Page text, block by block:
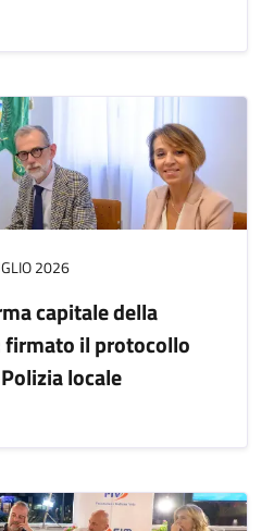
2026
capitale della
firmato il protocollo
locale